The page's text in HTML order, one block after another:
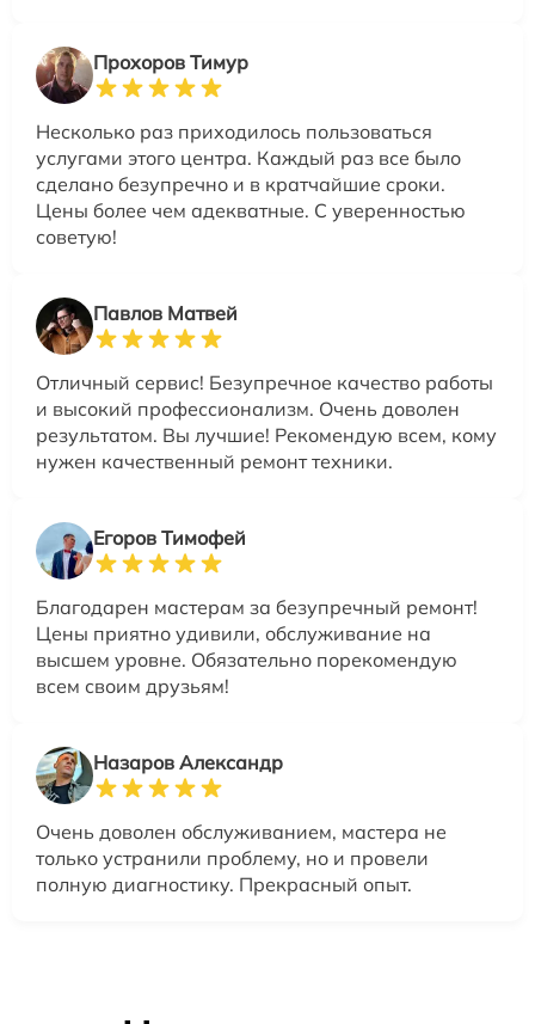
Прохоров Тимур
Несколько раз приходилось пользоваться
услугами этого центра. Каждый раз все было
сделано безупречно и в кратчайшие сроки.
Цены более чем адекватные. С уверенностью
советую!
Павлов Матвей
Отличный сервис! Безупречное качество работы
и высокий профессионализм. Очень доволен
результатом. Вы лучшие! Рекомендую всем, кому
нужен качественный ремонт техники.
Егоров Тимофей
Благодарен мастерам за безупречный ремонт!
Цены приятно удивили, обслуживание на
высшем уровне. Обязательно порекомендую
всем своим друзьям!
Назаров Александр
Очень доволен обслуживанием, мастера не
только устранили проблему, но и провели
полную диагностику. Прекрасный опыт.